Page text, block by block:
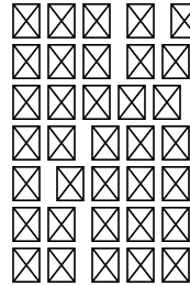
무관한 듯
인다. 그
암흑물질이
제로 존재
냐 않느냐는
현대 우주
최종 운명을